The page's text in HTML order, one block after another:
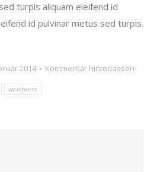
turpis aliquam eleifend id
id pulvinar metus sed turpis.
2014
Kommentar hinterlassen
wordpress